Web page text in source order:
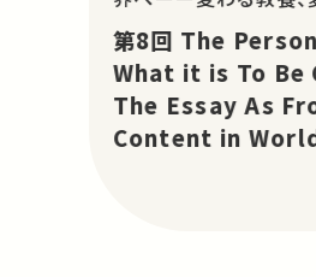
第8回 The Personal Voice in
What it is To Be
The Essay As
Content in